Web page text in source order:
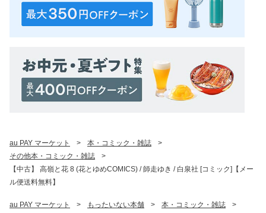
au PAY マーケット > 本・コミック・雑誌
>
その他本・コミック・雑誌
>
【中古】 高嶺と花 8 (花とゆめCOMICS) / 師走ゆき / 白泉社 [コミック]【メー
ル便送料無料】
au PAY マーケット > もったいない本舗 > 本・コミック・雑誌
>